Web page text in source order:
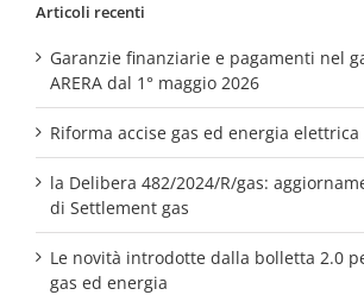
Articoli recenti
Garanzie finanziarie e pagamenti nel
ARERA dal 1° maggio 2026
Riforma accise gas ed energia elettrica
la Delibera 482/2024/R/gas:
di Settlement gas
Le novità introdotte dalla bolletta 2.0
gas ed energia